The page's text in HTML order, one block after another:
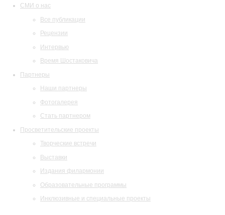
СМИ о нас
Все публикации
Рецензии
Интервью
Время Шостаковича
Партнеры
Наши партнеры
Фотогалерея
Стать партнером
Просветительские проекты
Творческие встречи
Выставки
Издания филармонии
Образовательные программы
Инклюзивные и специальные проекты